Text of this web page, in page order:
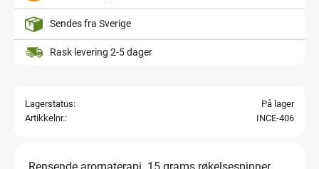
Sendes fra Sverige
Rask levering 2-5 dager
Lagerstatus
På lager
Artikkelnr.
INCE-406